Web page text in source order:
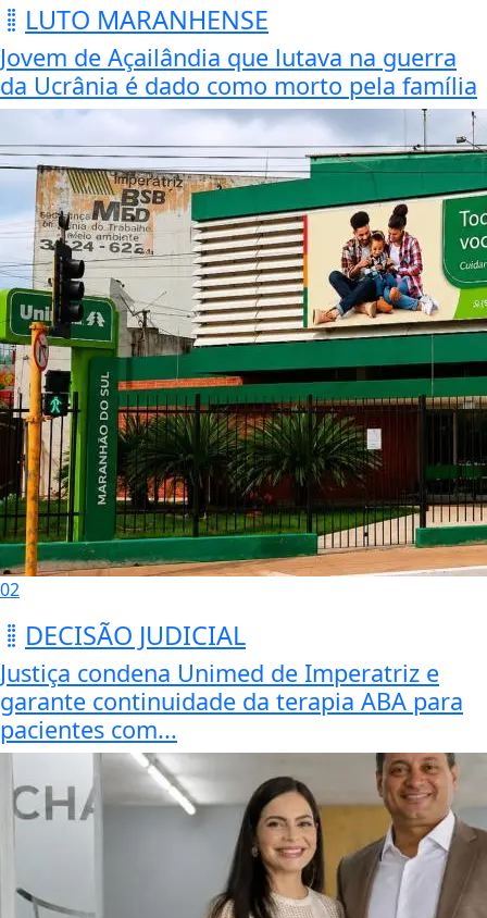
LUTO MARANHENSE
Jovem de Açailândia que lutava na guerra
da Ucrânia é dado como morto pela família
02
DECISÃO JUDICIAL
Justiça condena Unimed de Imperatriz e
garante continuidade da terapia ABA para
pacientes com...